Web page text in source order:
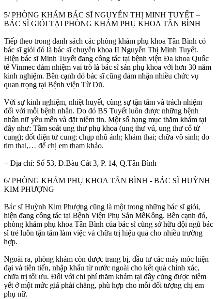
5/ PHÒNG KHÁM BÁC SĨ NGUYỄN THỊ MINH TUYẾT –
BÁC SĨ GIỎI TẠI PHÒNG KHÁM PHỤ KHOA TÂN BÌNH
Tiếp theo trong danh sách các phòng khám phụ khoa Tân Bình có
bác sĩ giỏi đó là bác sĩ chuyên khoa II Nguyễn Thị Minh Tuyết.
Hiện bác sĩ Minh Tuyết đang công tác tại bệnh viện Đa khoa Quốc
tế Vinmec đảm nhiệm vai trò là bác sĩ sản phụ khoa với hơn 30 năm
kinh nghiệm. Bên cạnh đó bác sĩ cũng đảm nhận nhiều chức vụ
quan trọng tại Bệnh viện Từ Dũ.
Với sự kinh nghiệm, nhiệt huyết, cùng sự tận tâm và trách nhiệm
đối với mỗi bệnh nhân. Do đó BS Tuyết luôn được những bệnh
nhân nữ yêu mến và đặt niềm tin. Một số hạng mục thăm khám tại
đây như: Tầm soát ung thư phụ khoa (ung thư vú, ung thư cổ tử
cung); đốt điện tử cung; chụp nhũ ảnh; khám thai; chữa vô sinh; đo
tim thai,… để chị em tham khảo.
+ Địa chỉ: Số 53, Đ.Bàu Cát 3, P. 14, Q.Tân Bình
6/ PHÒNG KHÁM PHỤ KHOA TÂN BÌNH - BÁC SĨ HUỲNH
KIM PHƯỢNG
Bác sĩ Huỳnh Kim Phượng cũng là một trong những bác sĩ giỏi,
hiện đang công tác tại Bệnh Viện Phụ Sản MêKông. Bên cạnh đó,
phòng khám phụ khoa Tân Bình của bác sĩ cũng sở hữu đội ngũ bác
sĩ trẻ luôn tận tâm làm việc và chữa trị hiệu quả cho nhiều trường
hợp.
Ngoài ra, phòng khám còn được trang bị, đầu tư các máy móc hiện
đại và tiên tiến, nhập khẩu từ nước ngoài cho kết quả chính xác,
chữa trị tối ưu. Đối với chi phí thăm khám tại đây cũng được niêm
yết ở một mức giá phải chăng, phù hợp cho mỗi đối tượng chị em
phụ nữ.